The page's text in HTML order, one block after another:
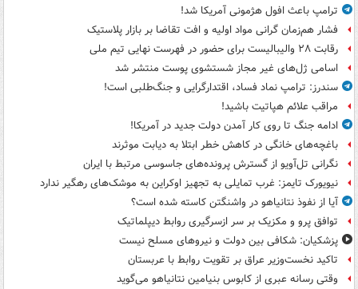
ترامپ باعث افول هژمونی آمریکا شد!
فشار هم‌زمان گرانی مواد اولیه و افت تقاضا بر بازار پلاستیک
رقابت ۲۸ والیبالیست برای حضور در فهرست نهایی تیم ملی
اسامی ژل‌های غیر مجاز شستشوی پوست منتشر شد
سندرز: ترامپ نماد فساد، اقتدارگرایی و جنگ‌طلبی است!
مراقب علائم هپاتیت باشید!
ادامه جنگ تا روی کار آمدن دولت جدید در آمریکا!
باغچه‌های خانگی در کاهش خطر ابتلا به دیابت موثرند
نگرانی تل‌آویو از گسترش پرونده‌های جاسوسی مرتبط با ایران
نیویورک تایمز: غرب تمایلی به تجهیز اوکراین به موشک‌های رهگیر ندارد
آیا از نفوذ نتانیاهو در واشنگتن کاسته شده است؟
توافق پرو و مکزیک بر سر ازسرگیری روابط دیپلماتیک
پزشکیان: شکافی بین دولت و نیروهای مسلح نیست
تاکید نخست‌وزیر عراق بر تقویت روابط با عربستان
وقتی رسانه عبری از کابوس بنیامین نتانیاهو می‌گوید